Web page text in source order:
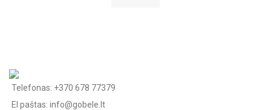
Telefonas: +370 678 77379
El paštas: info@gobele.lt